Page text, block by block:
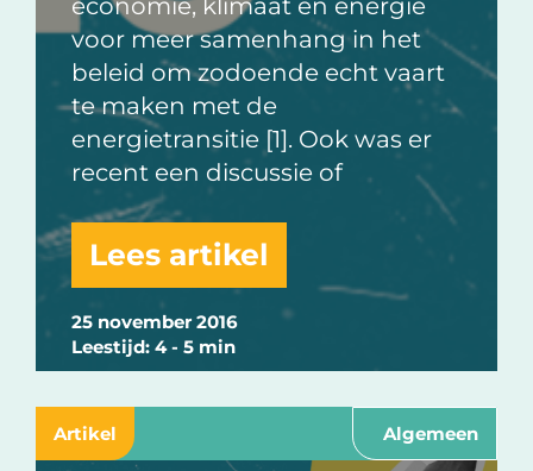
25 november 2016
Leestijd: 4 - 5 min
economie, klimaat en energie
voor meer samenhang in het
beleid om zodoende echt vaart
te maken met de
energietransitie [1]. Ook was er
recent een discussie of
Lees artikel
Artikel Algemeen